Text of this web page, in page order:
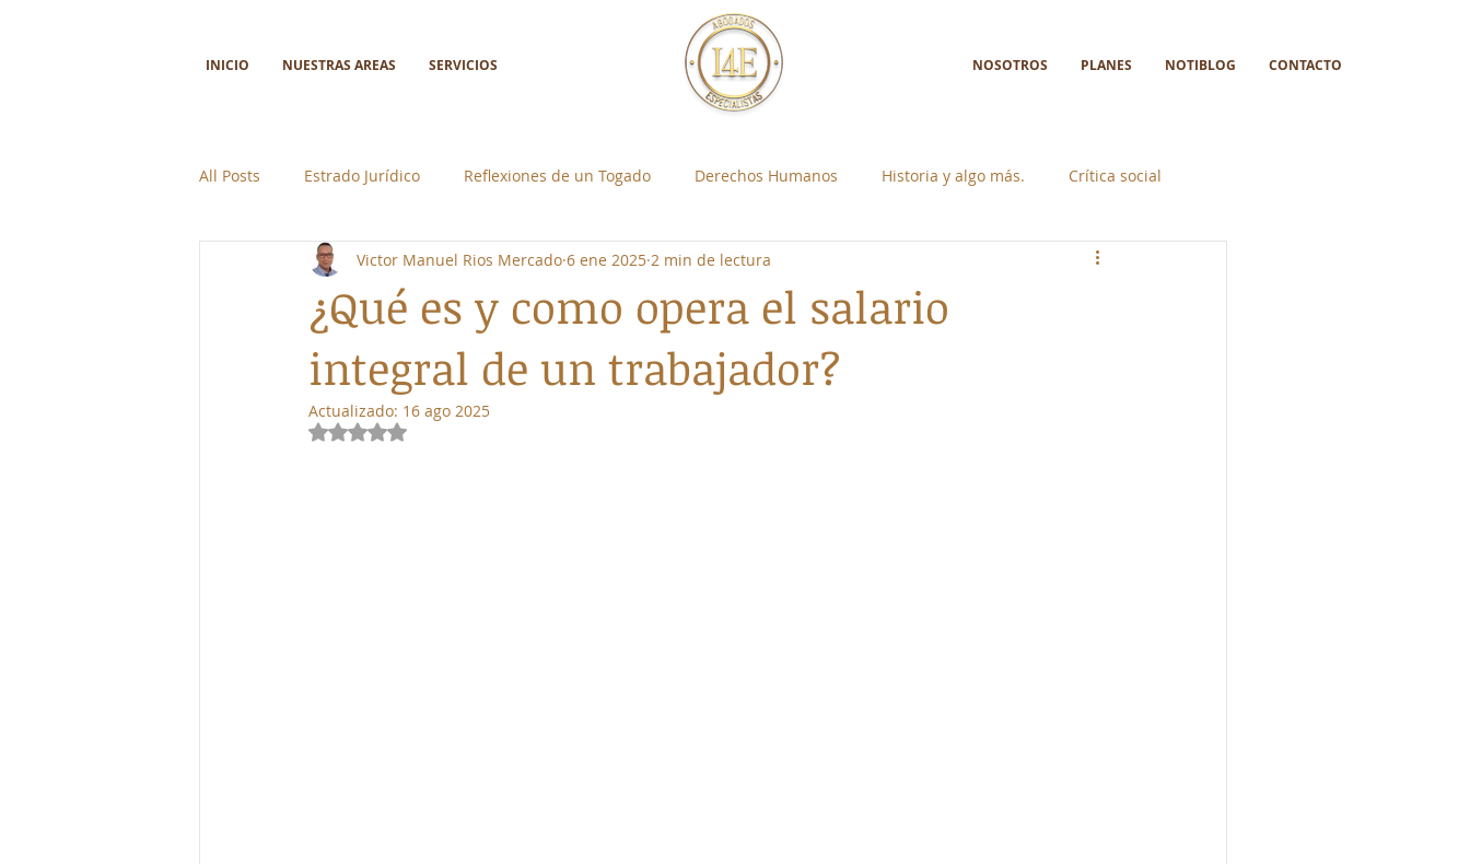
INICIO NUESTRAS AREAS SERVICIOS NOSOTROS PLANES NOTIBLOG CONTACTO
All Posts Estrado Jurídico Reflexiones de un Togado Derechos Humanos Historia y algo más. Crítica social
Ciencia y tecnología Colabora con Nosotros Control Social Individual
¿Qué es y como opera el salario
integral de un trabajador?
Victor Manuel Rios Mercado 6 ene 2025 2 min de lectura
Actualizado: 16 ago 2025
Obtuvo NaN de 5 estrellas.